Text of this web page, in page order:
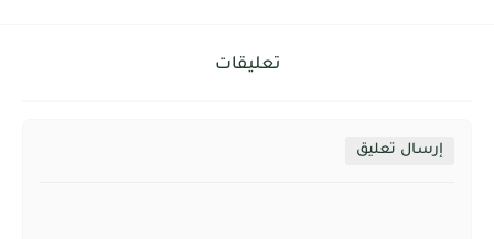
تعليقات
إرسال تعليق